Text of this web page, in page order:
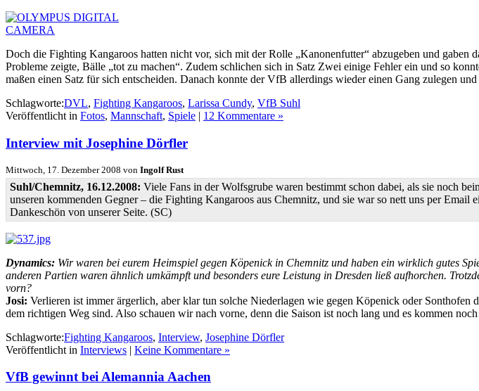
Doch die Fighting Kangaroos hatten nicht vor, sich mit der Rolle „Kanonenfutter“ abzugeben und
Probleme zeigte, Bälle „tot zu machen“. Zudem schlichen sich in Satz Zwei einige Fehler ein und so
maßen einen Satz für sich entscheiden. Danach konnte der VfB allerdings wieder einen Gang zulegen
Schlagworte:DVL, Fighting Kangaroos, Larissa Cundy, VfB Suhl
Veröffentlicht in Fotos, Mannschaft, Spiele | 12 Kommentare »
Interview mit Josephine Dörfler
Mittwoch, 17. Dezember 2008 von Ingolf Rust
Suhl/Chemnitz, 16.12.2008: Viele Fans in der Wolfsgrube waren bestimmt schon dabei, als sie noch
unseren kommenden Gegner – die Fighting Kangaroos aus Chemnitz, und sie war so nett uns per
Dankeschön von unserer Seite. (SC)
Dynamics: Wir waren bei eurem Heimspiel gegen Köpenick in Chemnitz und haben ein wirklich gutes
anderen Partien waren ähnlich umkämpft und besonders eure Leistung in Dresden ließ aufhorchen.
vorn?
Josi: Verlieren ist immer ärgerlich, aber klar tun solche Niederlagen wie gegen Köpenick oder
dem richtigen Weg sind. Also schauen wir nach vorne, denn die Saison ist noch lang und es kommen
Schlagworte:Fighting Kangaroos, Interview, Josephine Dörfler
Veröffentlicht in Interviews | Keine Kommentare »
VfB gewinnt bei Alemannia Aachen